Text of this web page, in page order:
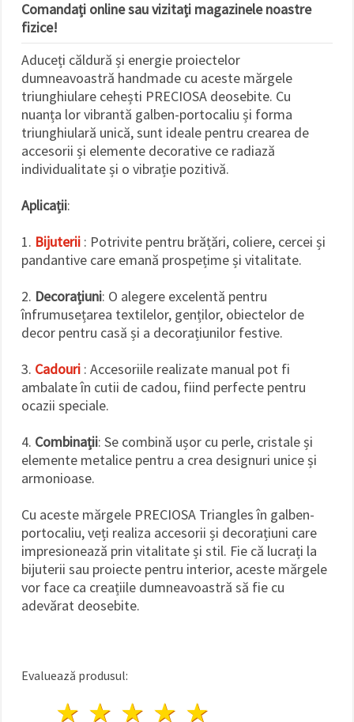
Comandați online sau vizitați magazinele noastre
fizice!
Aduceți căldură și energie proiectelor
dumneavoastră handmade cu aceste mărgele
triunghiulare cehești PRECIOSA deosebite. Cu
nuanța lor vibrantă galben-portocaliu și forma
triunghiulară unică, sunt ideale pentru crearea de
accesorii și elemente decorative ce radiază
individualitate și o vibrație pozitivă.
Aplicații:
1. Bijuterii : Potrivite pentru brățări, coliere, cercei și
pandantive care emană prospețime și vitalitate.
2. Decorațiuni: O alegere excelentă pentru
înfrumusețarea textilelor, genților, obiectelor de
decor pentru casă și a decorațiunilor festive.
3. Cadouri : Accesoriile realizate manual pot fi
ambalate în cutii de cadou, fiind perfecte pentru
ocazii speciale.
4. Combinații: Se combină ușor cu perle, cristale și
elemente metalice pentru a crea designuri unice și
armonioase.
Cu aceste mărgele PRECIOSA Triangles în galben-
portocaliu, veți realiza accesorii și decorațiuni care
impresionează prin vitalitate și stil. Fie că lucrați la
bijuterii sau proiecte pentru interior, aceste mărgele
vor face ca creațiile dumneavoastră să fie cu
adevărat deosebite.
Evaluează produsul:
4 stele
3 stele
2 stele
1 stea